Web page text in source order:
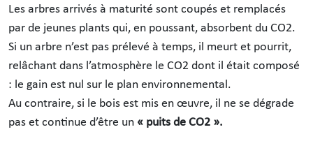
Les arbres arrivés à maturité sont coupés et remplacés
par de jeunes plants qui, en poussant, absorbent du CO2.
Si un arbre n’est pas prélevé à temps, il meurt et pourrit,
relâchant dans l’atmosphère le CO2 dont il était composé
: le gain est nul sur le plan environnemental.
Au contraire, si le bois est mis en œuvre, il ne se dégrade
pas et continue d’être un « puits de CO2 ».